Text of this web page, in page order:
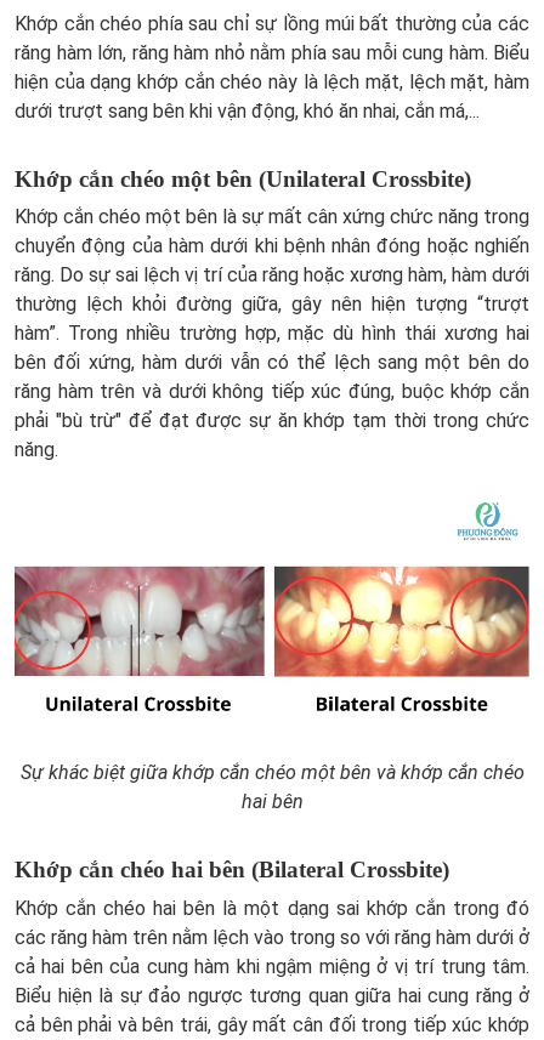
Khớp cắn chéo phía sau chỉ sự lồng múi bất thường của các
răng hàm lớn, răng hàm nhỏ nằm phía sau mỗi cung hàm. Biểu
hiện của dạng khớp cắn chéo này là lệch mặt, lệch mặt, hàm
dưới trượt sang bên khi vận động, khó ăn nhai, cắn má,...
Khớp cắn chéo một bên (Unilateral Crossbite)
Khớp cắn chéo một bên là sự mất cân xứng chức năng trong
chuyển động của hàm dưới khi bệnh nhân đóng hoặc nghiến
răng. Do sự sai lệch vị trí của răng hoặc xương hàm, hàm dưới
thường lệch khỏi đường giữa, gây nên hiện tượng “trượt
hàm”. Trong nhiều trường hợp, mặc dù hình thái xương hai
bên đối xứng, hàm dưới vẫn có thể lệch sang một bên do
răng hàm trên và dưới không tiếp xúc đúng, buộc khớp cắn
phải "bù trừ" để đạt được sự ăn khớp tạm thời trong chức
năng.
Sự khác biệt giữa khớp cắn chéo một bên và khớp cắn chéo
hai bên
Khớp cắn chéo hai bên (Bilateral Crossbite)
Khớp cắn chéo hai bên là một dạng sai khớp cắn trong đó
các răng hàm trên nằm lệch vào trong so với răng hàm dưới ở
cả hai bên của cung hàm khi ngậm miệng ở vị trí trung tâm.
Biểu hiện là sự đảo ngược tương quan giữa hai cung răng ở
cả bên phải và bên trái, gây mất cân đối trong tiếp xúc khớp